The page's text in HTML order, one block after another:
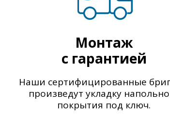
Монтаж
с гарантией
Наши сертифицированные
произведут укладку
покрытия под ключ.